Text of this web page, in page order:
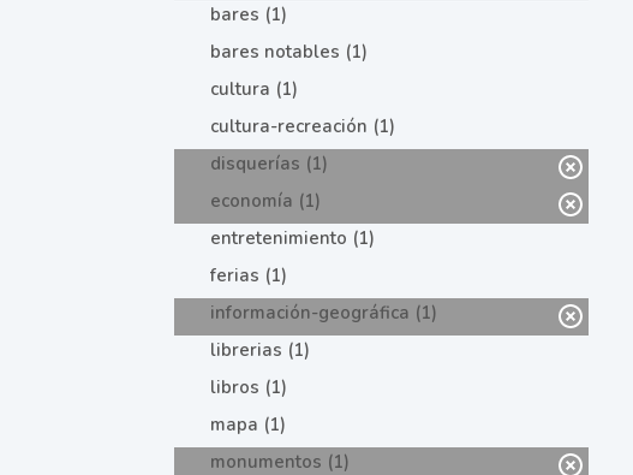
bares (1)
bares notables (1)
cultura (1)
cultura-recreación (1)
disquerías (1)
economía (1)
entretenimiento (1)
ferias (1)
información-geográfica (1)
librerias (1)
libros (1)
mapa (1)
monumentos (1)